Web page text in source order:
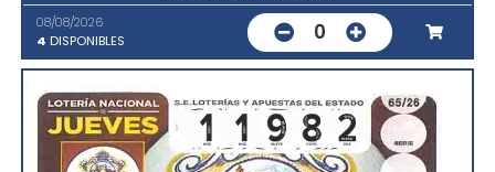
08/08/2026
4 DISPONIBLES 0